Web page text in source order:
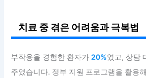
치료 중 겪은 어려움과 극복법
부작용을 경험한 환자가20%였고, 상담
주였습니다. 정부 지원 프로그램을 활용